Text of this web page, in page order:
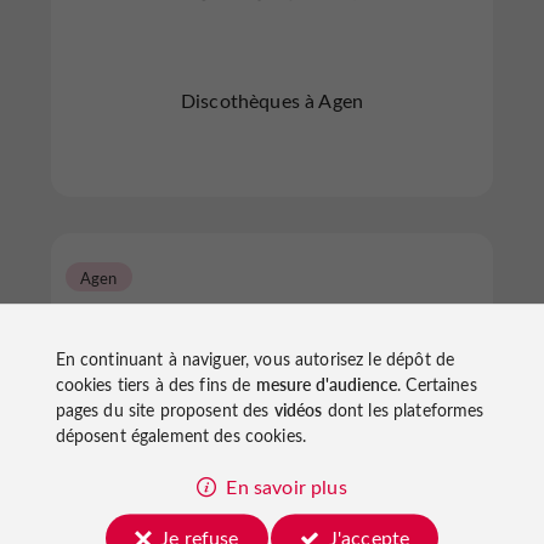
Discothèques à Agen
LE SAINT BARTH
Agen
En continuant à naviguer, vous autorisez le dépôt de
cookies tiers à des fins de mesure d'audience. Certaines
pages du site proposent des vidéos dont les plateformes
déposent également des cookies.
En savoir plus
Je refuse
J'accepte